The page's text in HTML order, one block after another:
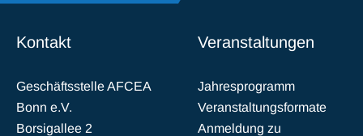
Kontakt
Geschäftsstelle AFCEA
Bonn e.V.
Borsigallee 2
Veranstaltungen
Jahresprogramm
Veranstaltungsformate
Anmeldung zu